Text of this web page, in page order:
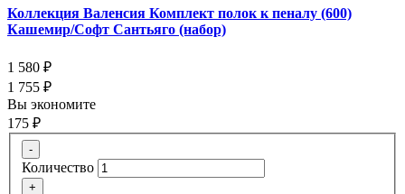
Коллекция Валенсия Комплект полок к пеналу (600)
Кашемир/Софт Сантьяго (набор)
1 580 ₽
1 755 ₽
Вы экономите
175 ₽
-
Количество
+